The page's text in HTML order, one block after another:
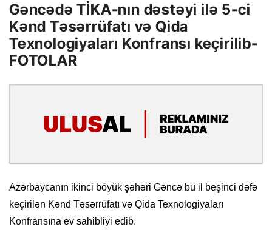
Gəncədə TİKA-nın dəstəyi ilə 5-ci
Kənd Təsərrüfatı və Qida
Texnologiyaları Konfransı keçirilib-
FOTOLAR
Azərbaycanın ikinci böyük şəhəri Gəncə bu il beşinci dəfə
keçirilən Kənd Təsərrüfatı və Qida Texnologiyaları
Konfransına ev sahibliyi edib.